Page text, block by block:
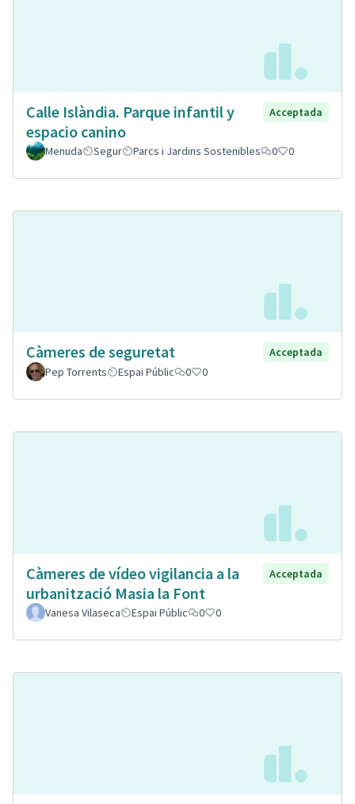
Calle Islàndia. Parque infantil y
espacio canino
Acceptada
Menuda Segur Parcs i Jardins Sostenibles 0 0
Càmeres de seguretat
Acceptada
Pep Torrents
Espai Públic 0 0
Càmeres de vídeo vigilancia a la
urbanització Masia la Font
Acceptada
Vanesa Vilaseca Espai Públic 0 0